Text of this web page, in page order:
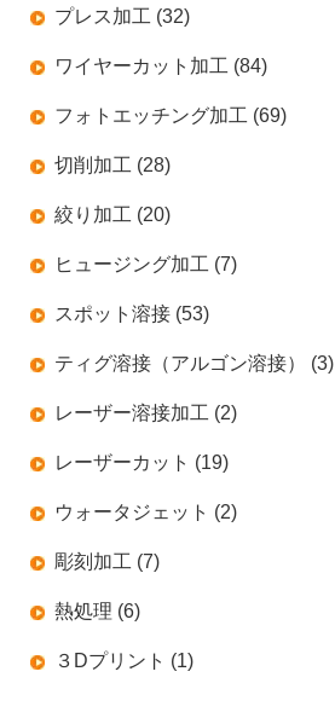
プレス加工 (32)
ワイヤーカット加工 (84)
フォトエッチング加工 (69)
切削加工 (28)
絞り加工 (20)
ヒュージング加工 (7)
スポット溶接 (53)
ティグ溶接（アルゴン溶接） (3)
レーザー溶接加工 (2)
レーザーカット (19)
ウォータジェット (2)
彫刻加工 (7)
熱処理 (6)
３Dプリント (1)